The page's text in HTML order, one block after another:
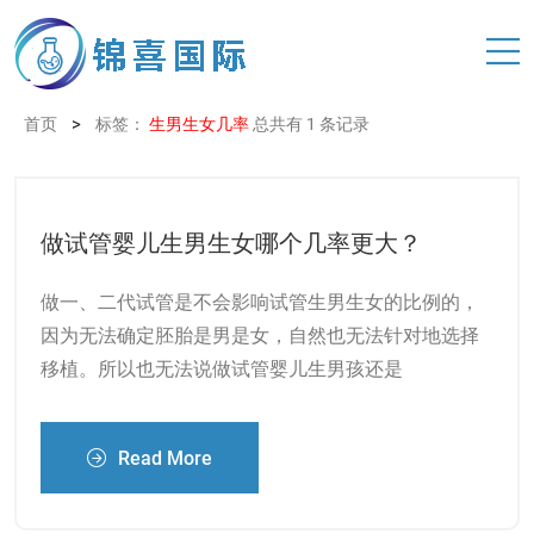
首页 > 标签： 生男生女几率 总共有 1 条记录
做试管婴儿生男生女哪个几率更大？
做一、二代试管是不会影响试管生男生女的比例的，
因为无法确定胚胎是男是女，自然也无法针对地选择
移植。所以也无法说做试管婴儿生男孩还是
Read More